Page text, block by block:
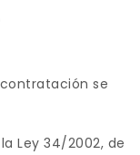
se
Ley 34/2002, de